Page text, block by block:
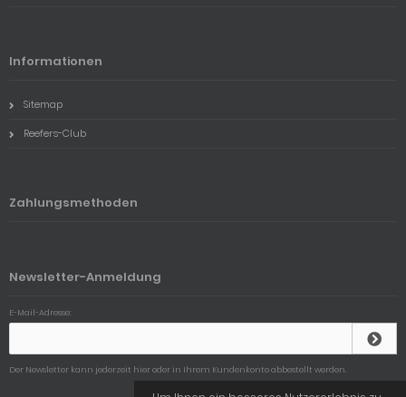
Informationen
Sitemap
Reefers-Club
Zahlungsmethoden
Newsletter-Anmeldung
E-Mail-Adresse:
Der Newsletter kann jederzeit hier oder in Ihrem Kundenkonto abbestellt werden.